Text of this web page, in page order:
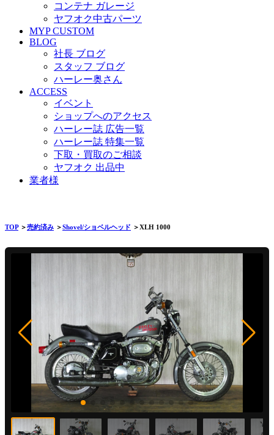
コンテナ ガレージ
ヤフオク中古パーツ
MYP CUSTOM
BLOG
社長 ブログ
スタッフ ブログ
ハーレー奥さん
ACCESS
イベント
ショップへのアクセス
ハーレー誌 広告一覧
ハーレー誌 特集一覧
下取・買取のご相談
ヤフオク 出品中
業者様
TOP＞売約済み ＞Shovel/ショベルヘッド ＞XLH 1000